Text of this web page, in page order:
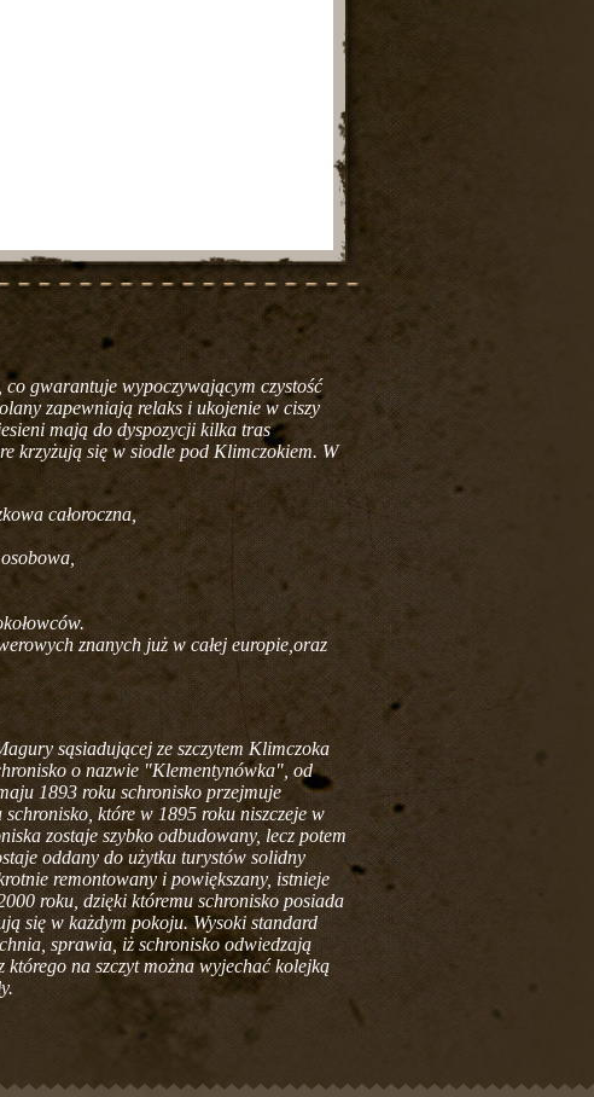
co gwarantuje wypoczywającym czystość
zapewniają relaks i ukojenie w ciszy
mają do dyspozycji kilka tras
krzyżują się w siodle pod Klimczokiem. W
całoroczna,
znanych już w całej europie,oraz
sąsiadującej ze szczytem Klimczoka
o nazwie "Klementynówka", od
1893 roku schronisko przejmuje
które w 1895 roku niszczeje w
zostaje szybko odbudowany, lecz potem
oddany do użytku turystów solidny
remontowany i powiększany, istnieje
roku, dzięki któremu schronisko posiada
się w każdym pokoju. Wysoki standard
sprawia, iż schronisko odwiedzają
którego na szczyt można wyjechać kolejką